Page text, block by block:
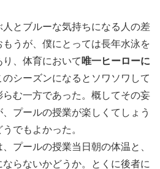
とブルーな気持ちになる人の差
うが、僕にとっては長年水泳を
、体育において 唯一ヒーローに
のシーズンになるとソワソワして
む一方であった。概してその妄
プールの授業が楽しくてしょう
でもよかった。
プールの授業当日朝の体温と、
らないかどうか。とくに後者に